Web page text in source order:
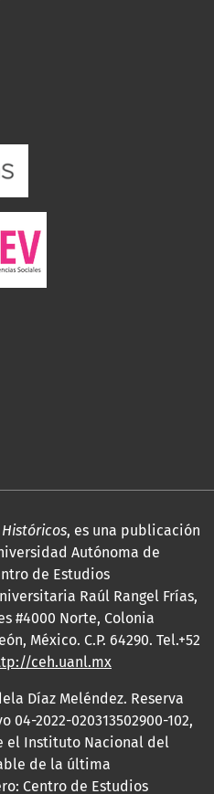
, es una publicación
Autónoma de
de Estudios
Raúl Rangel Frías,
#4000 Norte, Colonia
México. C.P. 64290. Tel.+52
ceh.uanl.mx
Díaz Meléndez. Reserva
04-2022-020313502900-102,
el Instituto Nacional del
de la última
Centro de Estudios